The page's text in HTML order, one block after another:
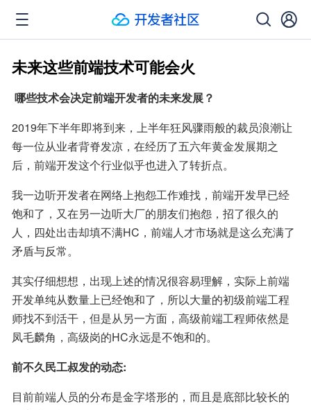
未来这些前端技术可能会火
哪些技术会决定前端开发者的未来发展？
2019年下半年即将到来，上半年狂风骤雨般的裁员浪潮让
每一位从业者背脊发凉，在经历了五六年黄金发展期之
后，前端开发这个行业似乎也进入了转折点。
我一边听开发者在网络上抱怨工作难找，前端开发早已经
饱和了，又在另一边听大厂的朋友们抱怨，招了很久的
人，四处出击却填不满HC，前端人才市场就是这么充满了
矛盾与反常。
其实仔细想想，出现上述的情况很容易理解，实际上前端
开发单纯从数量上已经饱和了，所以大量的初级前端工程
师找不到活干，但是从另一方面，高级前端工程师依然是
凤毛麟角，高级岗的HC永远是不饱和的。
前不久民工叔发的动态:
目前前端人员的分布是金字塔形的，而且是底部比较长的